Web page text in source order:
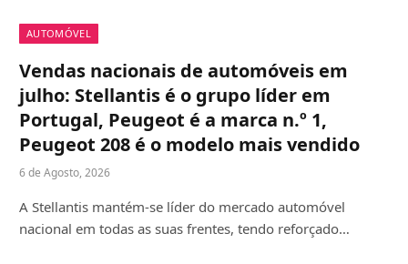
AUTOMÓVEL
Vendas nacionais de automóveis em
julho: Stellantis é o grupo líder em
Portugal, Peugeot é a marca n.º 1,
Peugeot 208 é o modelo mais vendido
6 de Agosto, 2026
A Stellantis mantém-se líder do mercado automóvel
nacional em todas as suas frentes, tendo reforçado…